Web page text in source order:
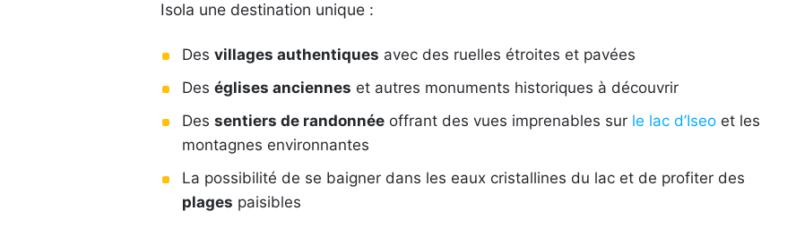
Isola une destination unique :
Desvillages authentiques avec des ruelles étroites et pavées
Deséglises anciennes et autres monuments historiques à découvrir
Dessentiers de randonnée offrant des vues imprenables sur le lac d’Iseo et les
montagnes environnantes
La possibilité de se baigner dans les eaux cristallines du lac et de profiter des
plages paisibles